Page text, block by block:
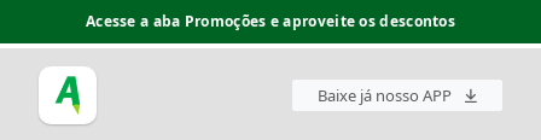
Acesse a aba Promoções e aproveite os descontos
Baixe já nosso APP